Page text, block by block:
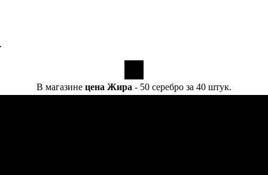
В магазине цена Жира - 50 серебро за 40 штук.